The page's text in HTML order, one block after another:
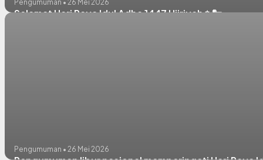
Pengumuman • 26 Mei 2026
Selamat Hari Raya Idul Adha 1447 Hijriyah ✨🐑
Pengumuman • 26 Mei 2026